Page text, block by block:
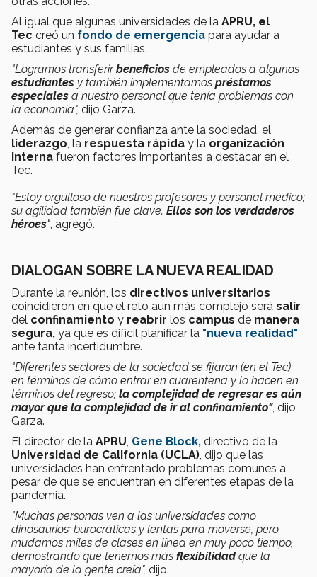
Al igual que algunas universidades de la APRU, el
Tec creó un fondo de emergencia para ayudar a
estudiantes y sus familias.
"Logramos transferirbeneficios de empleados a algunos
estudiantes y también implementamos préstamos
especiales a nuestro personal que tenía problemas con
la economía", dijo Garza.
Además de generar confianza ante la sociedad, el
liderazgo , la respuesta rápida y la organización
interna fueron factores importantes a destacar en el
Tec.
"Estoy orgulloso de nuestros profesores y personal médico;
su agilidad también fue clave. Ellos son los verdaderos
héroes" , agregó.
DIALOGAN SOBRE LA NUEVA REALIDAD
Durante la reunión, los directivos universitarios
coincidieron en que el reto aún más complejo será salir
del confinamiento y reabrir los campus de manera
segura, ya que es difícil planificar la "nueva realidad"
ante tanta incertidumbre.
"Diferentes sectores de la sociedad se fijaron (en el Tec)
en términos de cómo entrar en cuarentena y lo hacen en
términos del regreso; la complejidad de regresar es aún
mayor que la complejidad de ir al confinamiento", dijo
Garza.
El director de la APRU Gene Block, directivo de la
Universidad de California (UCLA) , dijo que las
universidades han enfrentado problemas comunes a
pesar de que se encuentran en diferentes etapas de la
pandemia.
"Muchas personas ven a las universidades como
dinosaurios: burocráticas y lentas para moverse, pero
mudamos miles de clases en línea en muy poco tiempo,
demostrando que tenemos más flexibilidadque la
mayoría de la gente creía", dijo.